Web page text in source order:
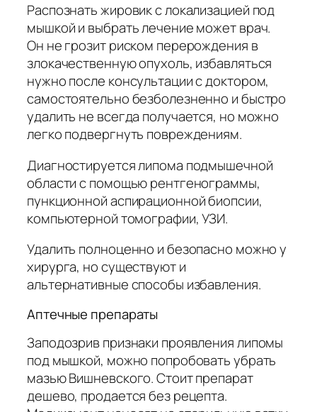
Распознать жировик с локализацией под
мышкой и выбрать лечение может врач.
Он не грозит риском перерождения в
злокачественную опухоль, избавляться
нужно после консультации с доктором,
самостоятельно безболезненно и быстро
удалить не всегда получается, но можно
легко подвергнуть повреждениям.
Диагностируется липома подмышечной
области с помощью рентгенограммы,
пункционной аспирационной биопсии,
компьютерной томографии, УЗИ.
Удалить полноценно и безопасно можно у
хирурга, но существуют и
альтернативные способы избавления.
Аптечные препараты
Заподозрив признаки проявления липомы
под мышкой, можно попробовать убрать
мазью Вишневского. Стоит препарат
дешево, продается без рецепта.